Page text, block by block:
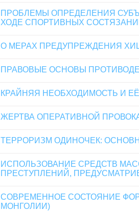
ПРОБЛЕМЫ ОПРЕДЕЛЕНИЯ
ХОДЕ СПОРТИВНЫХ
О МЕРАХ ПРЕДУПРЕЖДЕНИЯ
ПРАВОВЫЕ ОСНОВЫ
КРАЙНЯЯ НЕОБХОДИМОСТЬ И
ЖЕРТВА ОПЕРАТИВНОЙ
ТЕРРОРИЗМ ОДИНОЧЕК:
ИСПОЛЬЗОВАНИЕ СРЕДСТВ
ПРЕСТУПЛЕНИЙ,
СОВРЕМЕННОЕ СОСТОЯНИЕ
МОНГОЛИИ)